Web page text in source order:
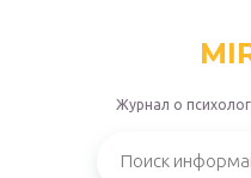
Журнал о